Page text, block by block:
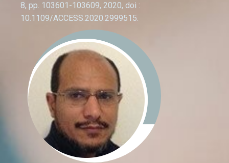
8, pp. 103601-103609, 2020, doi :
10.1109/ACCESS.2020.2999515.